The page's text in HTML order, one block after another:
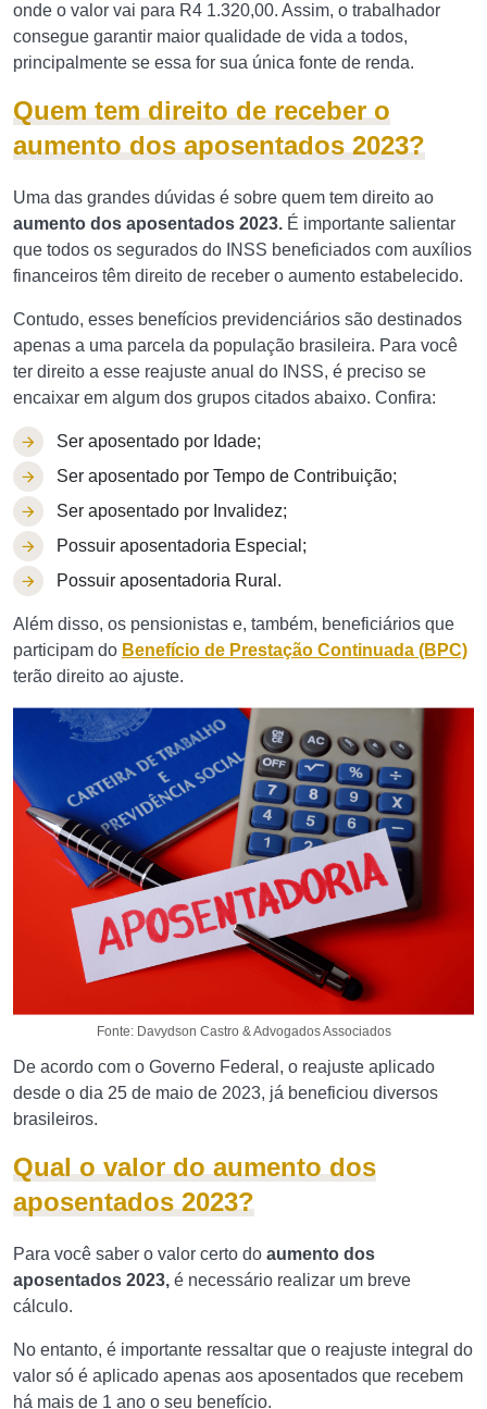
onde o valor vai para R4 1.320,00. Assim, o trabalhador
consegue garantir maior qualidade de vida a todos,
principalmente se essa for sua única fonte de renda.
Quem tem direito de receber o
aumento dos aposentados 2023?
Uma das grandes dúvidas é sobre quem tem direito ao
aumento dos aposentados 2023. É importante salientar
que todos os segurados do INSS beneficiados com auxílios
financeiros têm direito de receber o aumento estabelecido.
Contudo, esses benefícios previdenciários são destinados
apenas a uma parcela da população brasileira. Para você
ter direito a esse reajuste anual do INSS, é preciso se
encaixar em algum dos grupos citados abaixo. Confira:
Ser aposentado por Idade;
Ser aposentado por Tempo de Contribuição;
Ser aposentado por Invalidez;
Possuir aposentadoria Especial;
Possuir aposentadoria Rural.
Além disso, os pensionistas e, também, beneficiários que
participam do Benefício de Prestação Continuada (BPC)
terão direito ao ajuste.
Fonte: Davydson Castro & Advogados Associados
De acordo com o Governo Federal, o reajuste aplicado
desde o dia 25 de maio de 2023, já beneficiou diversos
brasileiros.
Qual o valor do aumento dos
aposentados 2023?
Para você saber o valor certo do aumento dos
aposentados 2023, é necessário realizar um breve
cálculo.
No entanto, é importante ressaltar que o reajuste integral do
valor só é aplicado apenas aos aposentados que recebem
há mais de 1 ano o seu benefício.